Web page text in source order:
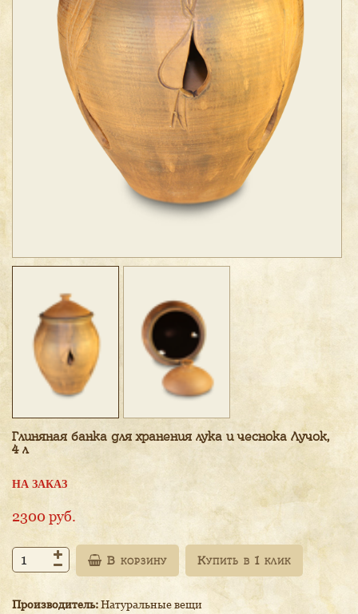
Глиняная банка для хранения лука и чеснока Лучок,
4 л
НА ЗАКАЗ
2300руб.
В корзину
Производитель:Натуральные вещи